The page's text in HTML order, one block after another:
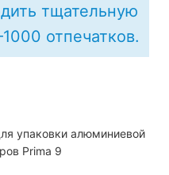
тщательную
отпечатков.